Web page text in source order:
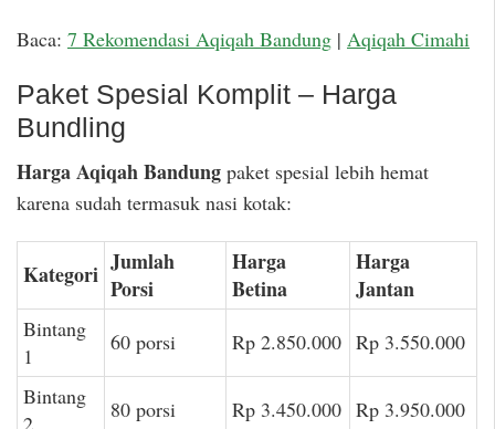
Baca: 7 Rekomendasi Aqiqah Bandung | Aqiqah Cimahi
Paket Spesial Komplit – Harga
Bundling
Harga Aqiqah Bandung paket spesial lebih hemat
karena sudah termasuk nasi kotak:
Kategori Jumlah
Porsi
Harga
Betina
Harga
Jantan
Bintang
1
60 porsi Rp 2.850.000 Rp 3.550.000
Bintang
2
80 porsi Rp 3.450.000 Rp 3.950.000